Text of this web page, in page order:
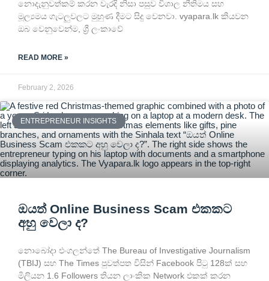
නොදැනුවත්කම් කරන වැරදි නිසා පසුව විශාල නීතිමය සහ
මූල්‍යමය ගැටලුවලට මුහුණ දීමට සිදු වෙනවා. vyapara.lk කියවන
ඔබ වෙනුවෙන්ම, ශ්‍රී ලංකාවේ
READ MORE »
February 2, 2026
ENTREPRENEUR INSIGHTS
ඔයත් Online Business Scam එකකට
අහු වෙලා ද?
නොබෝදා එංගලන්තේ The Bureau of Investigative Journalism
(TBIJ) සහ The Times පුවත්පත විසින් Facebook පිටු 128ක් සහ
මිලියන 1.6 Followers තියන ලාංකික Network එකක් කරන